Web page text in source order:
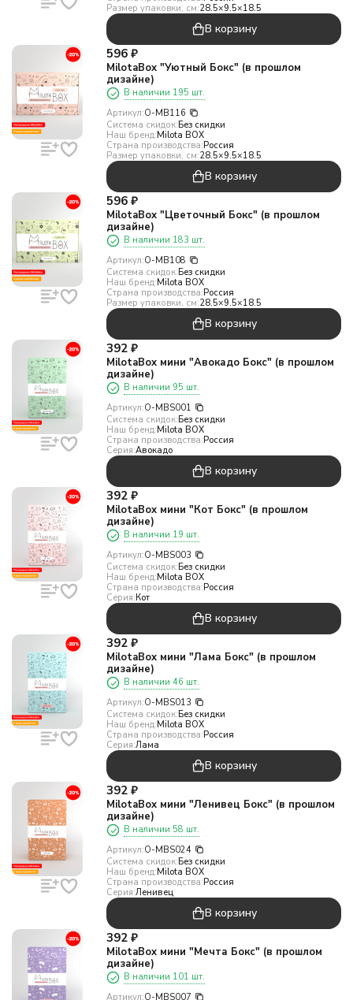
Размер упаковки, см:28.5×9.5×18.5
В корзину
596 ₽
MilotaBox "Уютный Бокс" (в прошлом
дизайне)
В наличии 195 шт.
Артикул:O-MB116
Система скидок:Без скидки
Наш бренд:Milota BOX
Страна производства:Россия
Размер упаковки, см:28.5×9.5×18.5
В корзину
596 ₽
MilotaBox "Цветочный Бокс" (в прошлом
дизайне)
В наличии 183 шт.
Артикул:O-MB108
Система скидок:Без скидки
Наш бренд:Milota BOX
Страна производства:Россия
Размер упаковки, см:28.5×9.5×18.5
В корзину
392 ₽
MilotaBox мини "Авокадо Бокс" (в прошлом
дизайне)
В наличии 95 шт.
Артикул:O-MBS001
Система скидок:Без скидки
Наш бренд:Milota BOX
Страна производства:Россия
Серия:Авокадо
В корзину
392 ₽
MilotaBox мини "Кот Бокс" (в прошлом
дизайне)
В наличии 19 шт.
Артикул:O-MBS003
Система скидок:Без скидки
Наш бренд:Milota BOX
Страна производства:Россия
Серия:Кот
В корзину
392 ₽
MilotaBox мини "Лама Бокс" (в прошлом
дизайне)
В наличии 46 шт.
Артикул:O-MBS013
Система скидок:Без скидки
Наш бренд:Milota BOX
Страна производства:Россия
Серия:Лама
В корзину
392 ₽
MilotaBox мини "Ленивец Бокс" (в прошлом
дизайне)
В наличии 58 шт.
Артикул:O-MBS024
Система скидок:Без скидки
Наш бренд:Milota BOX
Страна производства:Россия
Серия:Ленивец
В корзину
392 ₽
MilotaBox мини "Мечта Бокс" (в прошлом
дизайне)
В наличии 101 шт.
Артикул:O-MBS007